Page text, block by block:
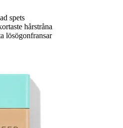
spets
hårstråna
lösögonfransar